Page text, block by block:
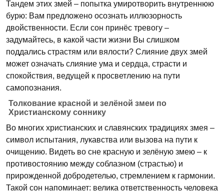
Тандем этих змей – попытка умиротворить внутреннюю
бурю: Вам предложено осознать иллюзорность
двойственности. Если сон принёс тревогу –
задумайтесь, в какой части жизни Вы слишком
поддались страстям или вялости? Слияние двух змей
может означать слияние ума и сердца, страсти и
спокойствия, ведущей к просветлению на пути
самопознания.
Толкование красной и зелёной змеи по
Христианскому соннику
Во многих христианских и славянских традициях змея –
символ испытания, лукавства или вызова на пути к
очищению. Видеть во сне красную и зелёную змею – к
противостоянию между соблазном (страстью) и
прирожденной добродетелью, стремлением к гармонии.
Такой сон напоминает: велика ответственность человека